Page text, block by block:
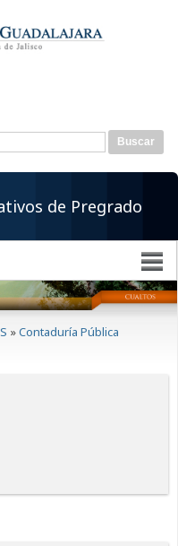
Formulario de
de Pregrado
»Contaduría Pública